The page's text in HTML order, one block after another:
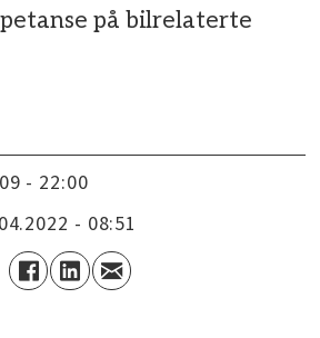
på bilrelaterte
- 22:00
- 08:51